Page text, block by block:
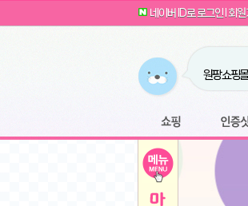
네이버 ID로 로그인 회원
귀여운 토
원팡 쇼핑
전자여자
툴리 도네
모바일 페
인증샷
G전자 2024 그
카누 캡슐커피 돌
농협안심한우 암
당도선별과 고당
버거킹 불고기와
마타스튜디오 T1
Sobergo 스마트
아메리칸스탠다